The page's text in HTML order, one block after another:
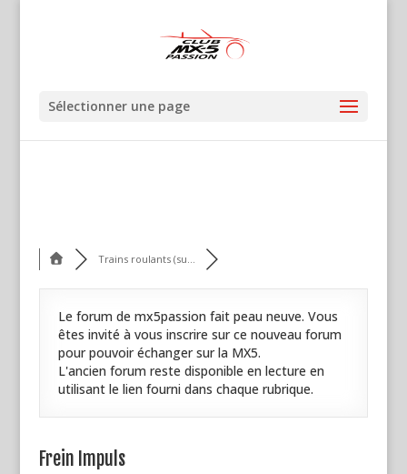
Sélectionner une page
Trains roulants (su...
Le forum de mx5passion fait peau neuve. Vous
êtes invité à vous inscrire sur ce nouveau forum
pour pouvoir échanger sur la MX5.
L'ancien forum reste disponible en lecture en
utilisant le lien fourni dans chaque rubrique.
Frein Impuls